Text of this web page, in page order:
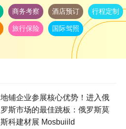
商务考察 酒店预订 行程定制
旅行保险 国际驾照
地铺企业参展核心优势！进入俄
罗斯市场的最佳跳板：俄罗斯莫
斯科建材展 Mosbuiild